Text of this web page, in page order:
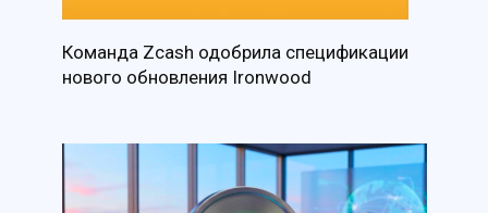
Команда Zcash одобрила спецификации
нового обновления Ironwood